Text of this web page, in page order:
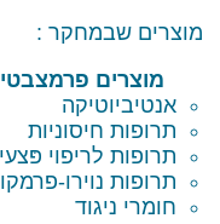
:
פרמצבטיים
פּצעים
פרמקולוגיות